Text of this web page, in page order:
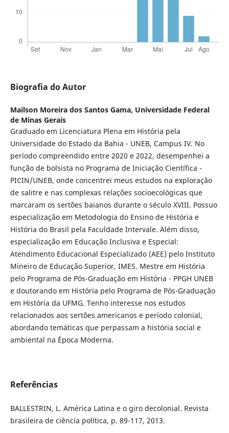
Biografia do Autor
Mailson Moreira dos Santos Gama, Universidade Federal
de Minas Gerais
Graduado em Licenciatura Plena em História pela
Universidade do Estado da Bahia - UNEB, Campus IV. No
período compreendido entre 2020 e 2022, desempenhei a
função de bolsista no Programa de Iniciação Científica -
PICIN/UNEB, onde concentrei meus estudos na exploração
de salitre e nas complexas relações socioecológicas que
marcaram os sertões baianos durante o século XVIII. Possuo
especialização em Metodologia do Ensino de História e
História do Brasil pela Faculdade Intervale. Além disso,
especialização em Educação Inclusiva e Especial:
Atendimento Educacional Especializado (AEE) pelo Instituto
Mineiro de Educação Superior, IMES. Mestre em História
pelo Programa de Pós-Graduação em História - PPGH UNEB
e doutorando em História pelo Programa de Pós-Graduação
em História da UFMG. Tenho interesse nos estudos
relacionados aos sertões americanos e período colonial,
abordando temáticas que perpassam a história social e
ambiental na Época Moderna.
Referências
BALLESTRIN, L. América Latina e o giro decolonial. Revista
brasileira de ciência política, p. 89-117, 2013.